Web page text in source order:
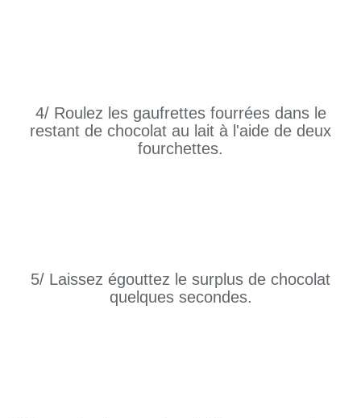
4/ Roulez les gaufrettes fourrées dans le
restant de chocolat au lait à l'aide de deux
fourchettes.
5/ Laissez égouttez le surplus de chocolat
quelques secondes.